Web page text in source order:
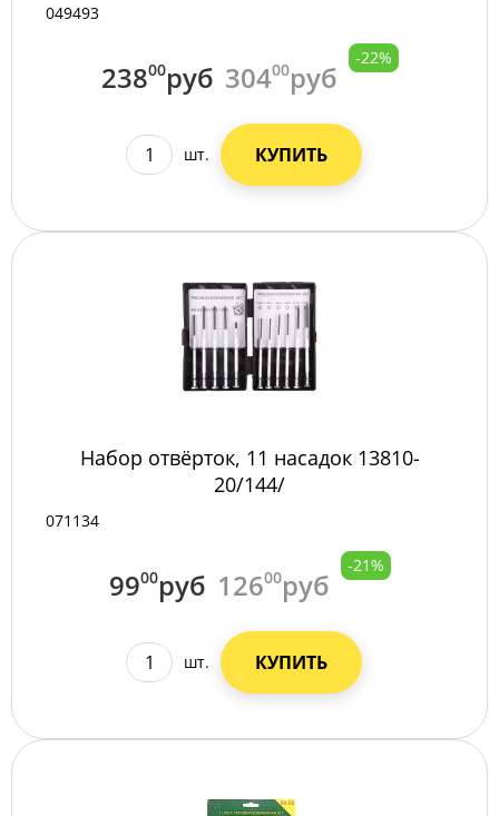
049493
23800руб 30400руб
-22%
шт. КУПИТЬ
Набор отвёрток, 11 насадок 13810-
20/144/
071134
9900руб 12600руб
-21%
шт. КУПИТЬ